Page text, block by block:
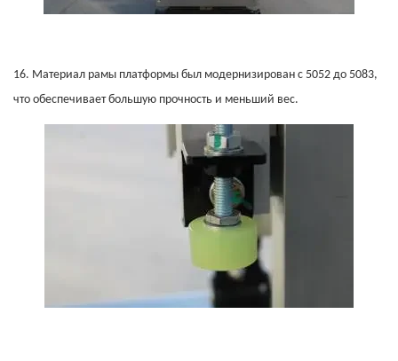
16. Материал рамы платформы был модернизирован с 5052 до 5083,
что обеспечивает большую прочность и меньший вес.